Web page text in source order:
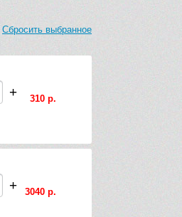
Сбросить выбранное
+ 310 р.
+ 3040 р.